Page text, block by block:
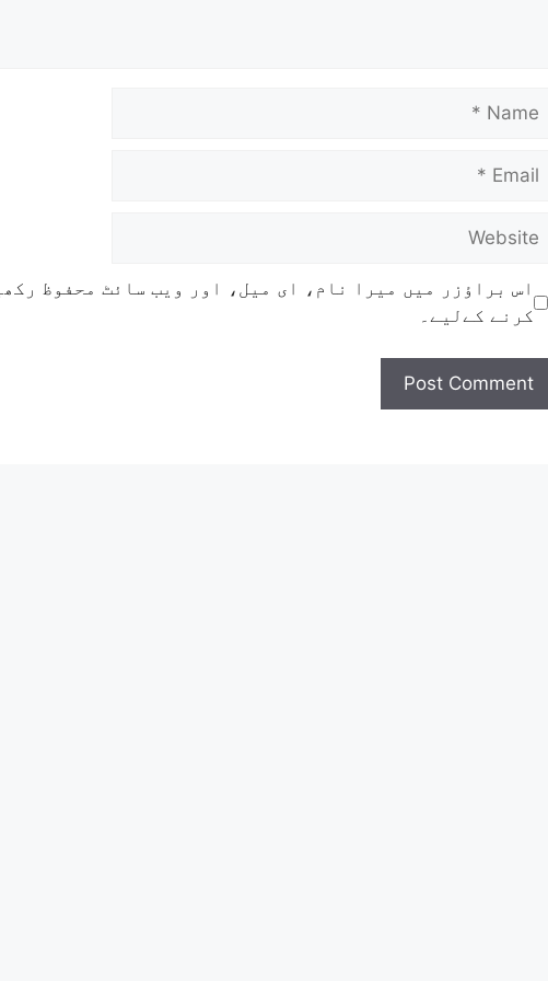
Email
Website
اس براؤزر میں میرا نام، ای میل، اور ویب سائٹ محفوظ
کرنے کےلیے۔